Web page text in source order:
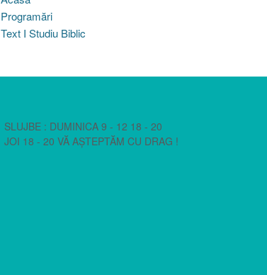
Programări
Text I Studiu Biblic
SLUJBE : DUMINICA 9 - 12 18 - 20
JOI 18 - 20 VĂ AȘTEPTĂM CU DRAG !